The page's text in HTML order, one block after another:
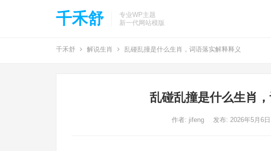
千禾舒
专业WP主题
新一代网站模版
千禾舒 解说生肖 乱碰乱撞是什么生肖，词语落实解释释义
乱碰乱撞是什么生肖
作者: jifeng 发布: 2026年5月6日